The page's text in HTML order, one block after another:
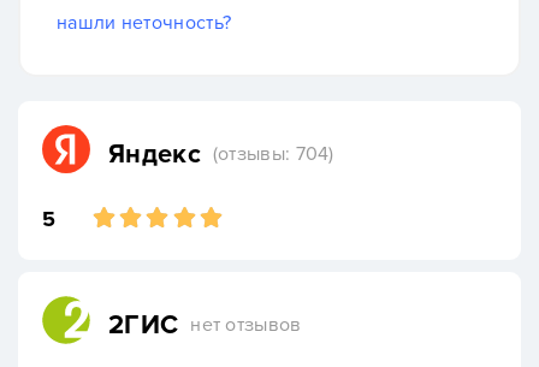
нашли неточность?
Яндекс (отзывы: 704)
5
2ГИС нет отзывов